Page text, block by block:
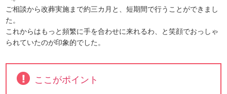
ご相談から改葬実施まで約三カ月と、短期間で行うことができまし
た。
これからはもっと頻繁に手を合わせに来れるわ、と笑顔でおっしゃ
られていたのが印象的でした。
ここがポイント